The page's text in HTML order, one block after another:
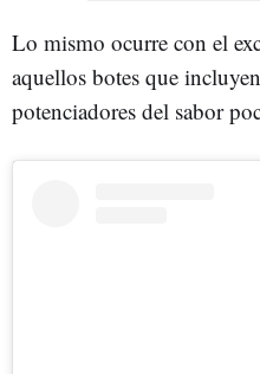
Lo mismo ocurre con el
aquellos botes que
potenciadores del sabor